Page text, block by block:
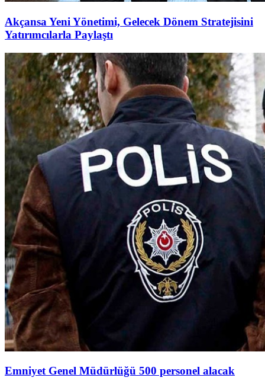
Akçansa Yeni Yönetimi, Gelecek Dönem Stratejisini
Yatırımcılarla Paylaştı
Emniyet Genel Müdürlüğü 500 personel alacak